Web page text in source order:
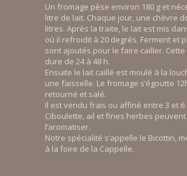
Un fromage pèse environ 180 g et
litre de lait. Chaque jour, une chèvre
litres. Après la traite, le lait est mis
où il refroidit à 20 degrés. Ferment et
sont ajoutés pour le faire cailler.
dure de 24 à 48 h.
Ensuite le lait caillé est moulé à la
une faisselle. Le fromage s’égoutte
retourné et salé.
Il est vendu frais ou affiné entre 3 et 6
Ciboulette, ail et fines herbes peuvent
l’aromatiser.
Notre spécialité s’appelle le Bicottin,
à la foire de la Cappelle.